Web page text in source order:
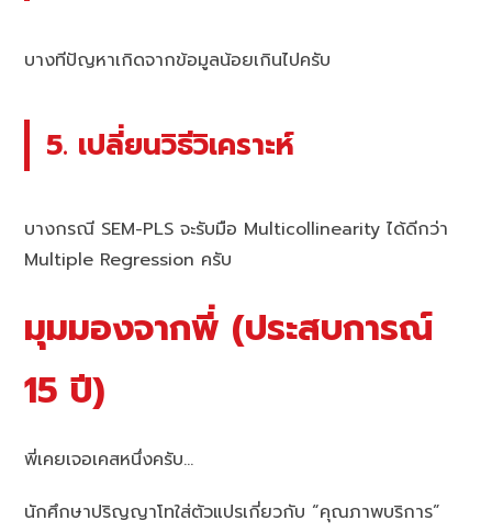
บางทีปัญหาเกิดจากข้อมูลน้อยเกินไปครับ
5. เปลี่ยนวิธีวิเคราะห์
บางกรณี SEM-PLS จะรับมือ Multicollinearity ได้ดีกว่า
Multiple Regression ครับ
มุมมองจากพี่ (ประสบการณ์
15 ปี)
พี่เคยเจอเคสหนึ่งครับ…
นักศึกษาปริญญาโทใส่ตัวแปรเกี่ยวกับ “คุณภาพบริการ”